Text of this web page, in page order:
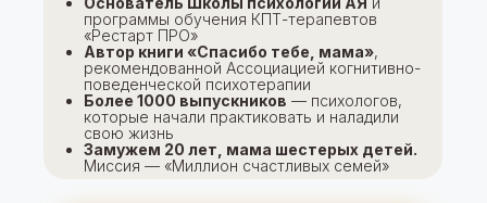
программы обучения КПТ-терапевтов
«Рестарт ПРО»
Автор книги «Спасибо тебе, мама»,
рекомендованной Ассоциацией когнитивно-
поведенческой психотерапии
Более 1000 выпускников — психологов,
которые начали практиковать и наладили
свою жизнь
Замужем 20 лет, мама шестерых детей.
Миссия — «Миллион счастливых семей»